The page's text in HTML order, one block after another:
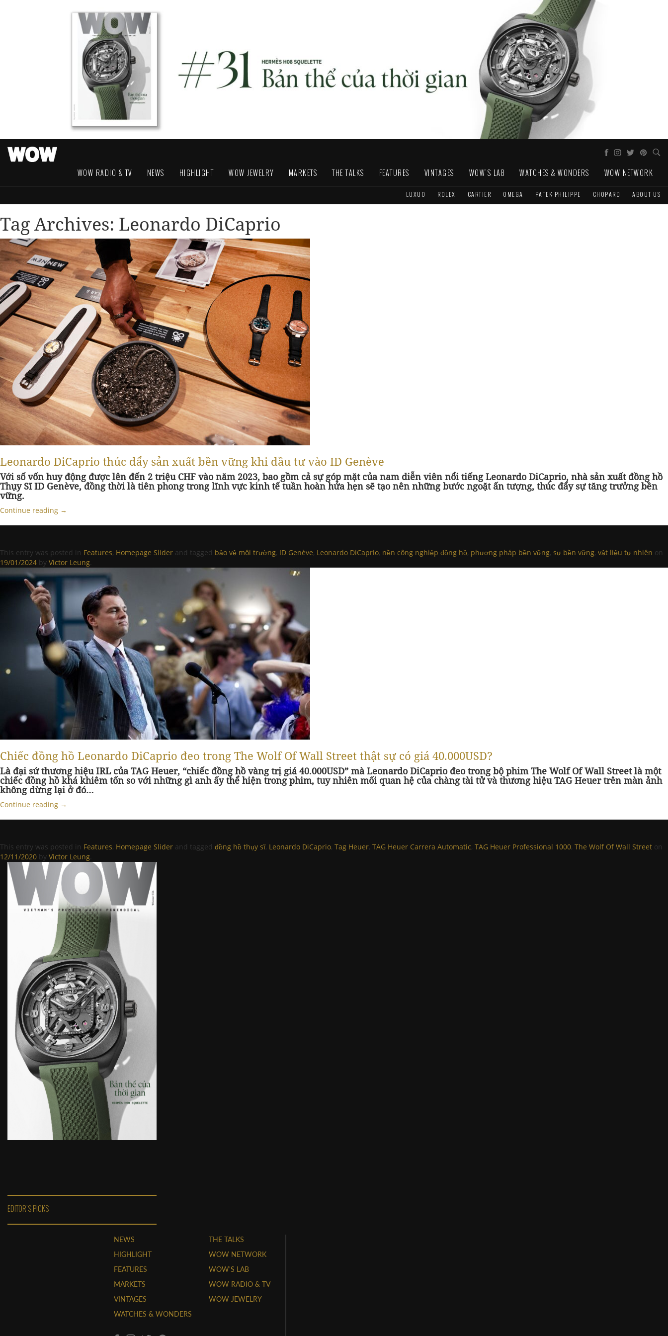
WOW RADIO & TV NEWS HIGHLIGHT WOW JEWELRY MARKETS THE TALKS FEATURES VINTAGES WOW'S LAB WATCHES & WONDERS WOW NETWORK
LUXUO ROLEX CARTIER OMEGA PATEK PHILIPPE CHOPARD ABOUT US
Tag Archives: Leonardo DiCaprio
Leonardo DiCaprio thúc đẩy sản xuất bền vững khi đầu tư vào ID Genève
Với số vốn huy động được lên đến 2 triệu CHF vào năm 2023, bao gồm cả sự góp mặt của nam diễn viên nổi tiếng Leonardo DiCaprio, nhà sản xuất đồng hồ
Thụy Sĩ ID Genève, đồng thời là tiên phong trong lĩnh vực kinh tế tuần hoàn hứa hẹn sẽ tạo nên những bước ngoặt ấn tượng, thúc đẩy sự tăng trưởng bền
vững.
Continue reading →
This entry was posted in Features, Homepage Slider and tagged bảo vệ môi trường, ID Genève, Leonardo DiCaprio, nền công nghiệp đồng hồ, phương pháp bền vững, sự bền vững, vật liệu tự nhiên on
19/01/2024 by Victor Leung.
Chiếc đồng hồ Leonardo DiCaprio đeo trong The Wolf Of Wall Street thật sự có giá 40.000USD?
Là đại sứ thương hiệu IRL của TAG Heuer, “chiếc đồng hồ vàng trị giá 40.000USD” mà Leonardo DiCaprio đeo trong bộ phim The Wolf Of Wall Street là một
chiếc đồng hồ khá khiêm tốn so với những gì anh ấy thể hiện trong phim, tuy nhiên mối quan hệ của chàng tài tử và thương hiệu TAG Heuer trên màn ảnh
không dừng lại ở đó…
Continue reading →
This entry was posted in Features, Homepage Slider and tagged đồng hồ thụy sĩ, Leonardo DiCaprio, Tag Heuer, TAG Heuer Carrera Automatic, TAG Heuer Professional 1000, The Wolf Of Wall Street on
12/11/2020 by Victor Leung.
EDITOR'S PICKS
NEWS
HIGHLIGHT
FEATURES
MARKETS
VINTAGES
WATCHES & WONDERS
THE TALKS
WOW NETWORK
WOW'S LAB
WOW RADIO & TV
WOW JEWELRY